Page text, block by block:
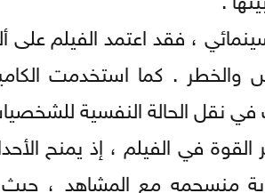
، فقد اعتمد الفيلم على
والخطر . كما استخدمت
نقل الحالة النفسية
القوة في الفيلم ، إذ يمنح
منسجمه مع المشاهد ، حيث